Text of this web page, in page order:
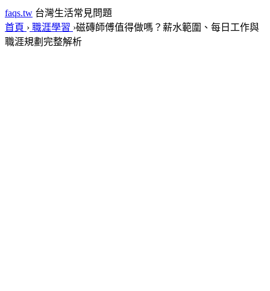
faqs.tw 台灣生活常見問題
首頁 › 職涯學習 ›磁磚師傅值得做嗎？薪水範圍、每日工作與
職涯規劃完整解析